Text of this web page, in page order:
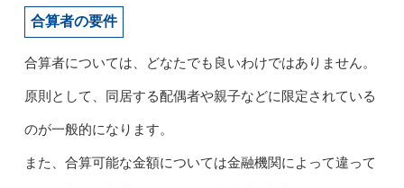
合算者の要件
合算者については、どなたでも良いわけではありません。
原則として、同居する配偶者や親子などに限定されている
のが一般的になります。
また、合算可能な金額については金融機関によって違って